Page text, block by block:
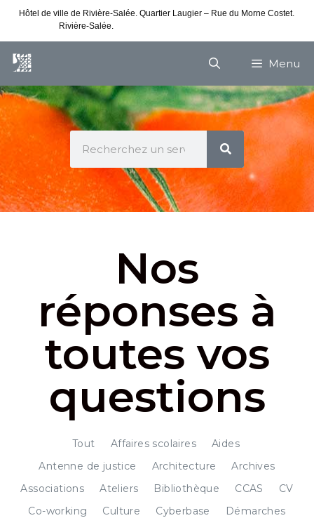
Hôtel de ville de Rivière-Salée. Quartier Laugier – Rue du Morne Costet.
Rivière-Salée.
Menu
Nos
réponses à
toutes vos
questions
Tout Affaires scolaires
Aides
Antenne de justice
Architecture
Archives
Associations
Ateliers Bibliothèque CCAS
CV
Co-working
Culture Cyberbase
Démarches